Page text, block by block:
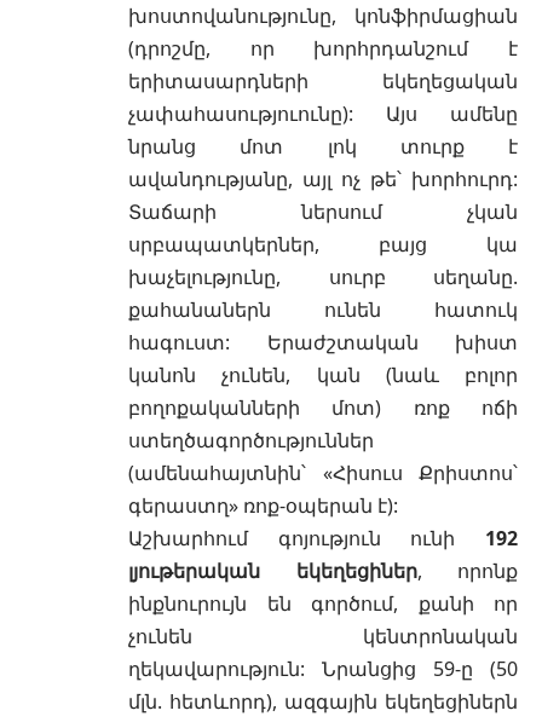
խոստովանությունը, կոնֆիրմացիան
(դրոշմը, որ խորհրդանշում է
երիտասարդների եկեղեցական
չափահասություունը): Այս ամենը
նրանց մոտ լոկ տուրք է
ավանդությանը, այլ ոչ թե՝ խորհուրդ:
Տաճարի ներսում չկան
սրբապատկերներ, բայց կա
խաչելությունը, սուրբ սեղանը.
քահանաներն ունեն հատուկ
հագուստ: Երաժշտական խիստ
կանոն չունեն, կան (նաև բոլոր
բողոքականների մոտ) ռոք ոճի
ստեղծագործություններ
(ամենահայտնին՝ «Հիսուս Քրիստոս՝
գերաստղ» ռոք-օպերան է):
Աշխարհում գոյություն ունի 192
լյութերական եկեղեցիներ, որոնք
ինքնուրույն են գործում, քանի որ
չունեն կենտրոնական
ղեկավարություն: Նրանցից 59-ը (50
մլն. հետևորդ), ազգային եկեղեցիներն